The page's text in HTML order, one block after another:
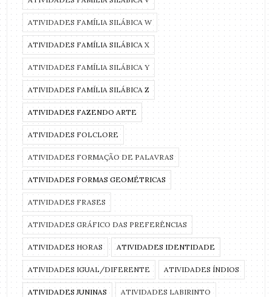
ATIVIDADES FAMÍLIA SILÁBICA W
ATIVIDADES FAMÍLIA SILÁBICA X
ATIVIDADES FAMÍLIA SILÁBICA Y
ATIVIDADES FAMÍLIA SILÁBICA Z
ATIVIDADES FAZENDO ARTE
ATIVIDADES FOLCLORE
ATIVIDADES FORMAÇÃO DE PALAVRAS
ATIVIDADES FORMAS GEOMÉTRICAS
ATIVIDADES FRASES
ATIVIDADES GRÁFICO DAS PREFERÊNCIAS
ATIVIDADES HORAS ATIVIDADES IDENTIDADE
ATIVIDADES IGUAL/DIFERENTE ATIVIDADES ÍNDIOS
ATIVIDADES JUNINAS ATIVIDADES LABIRINTO